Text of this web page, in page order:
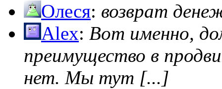
Олеся: возврат
Alex: Вот именно,
преимущество в
нет. Мы тут [...]